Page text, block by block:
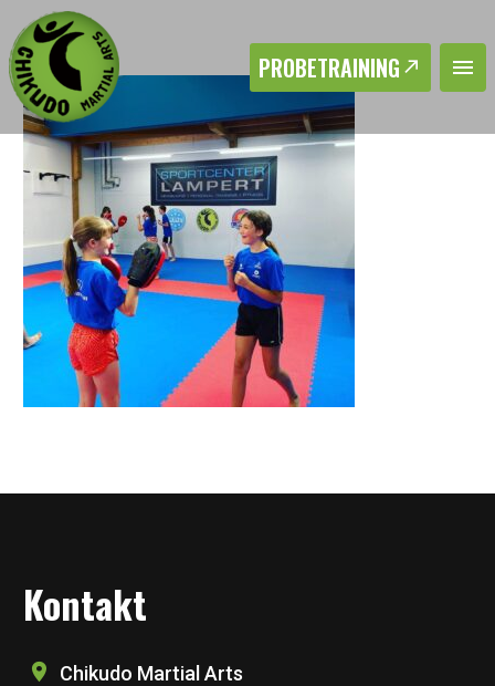
PROBETRAINING
Kontakt
Chikudo Martial Arts